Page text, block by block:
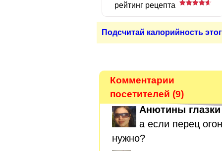
рейтинг рецепта
Подсчитай калорийность
Комментарии
посетителей (9)
Анютины глазки
а если перец
нужно?